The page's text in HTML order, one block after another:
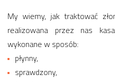
My wiemy, jak traktować
realizowana przez nas
wykonane w sposób:
płynny,
sprawdzony,